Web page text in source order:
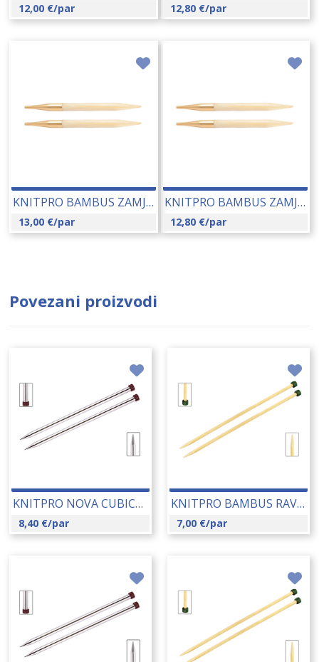
12,00 €/par 12,80 €/par
KNITPRO BAMBUS ZAMJENJIVE IGLE 6.50 MM (22408) 14230
13,00 €/par
KNITPRO BAMBUS ZAMJENJIVE IGLE 9.00 MM (22411) 14233
12,80 €/par
Povezani proizvodi
KNITPRO NOVA CUBICS RAVNE IGLE 2.00 MM (12291) 14192
8,40 €/par
KNITPRO BAMBUS RAVNE IGLE 2.00 MM (22351) 14178
7,00 €/par